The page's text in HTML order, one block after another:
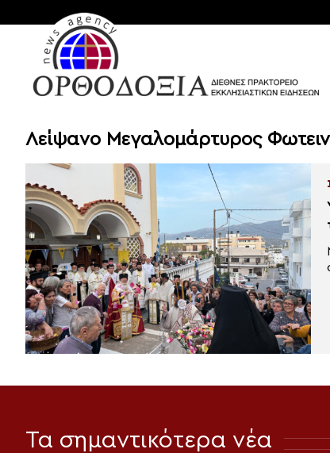
Λείψανο Μεγαλομάρτυρος
Τα σημαντικότερα νέα